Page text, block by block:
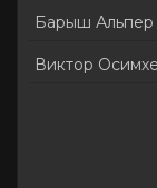
Барыш
Виктор